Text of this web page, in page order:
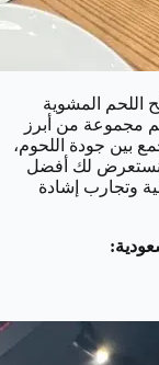
اللحم المشوية
مجموعة من أبرز
بين جودة اللحوم،
نستعرض لك أفضل
وتجارب إشادة